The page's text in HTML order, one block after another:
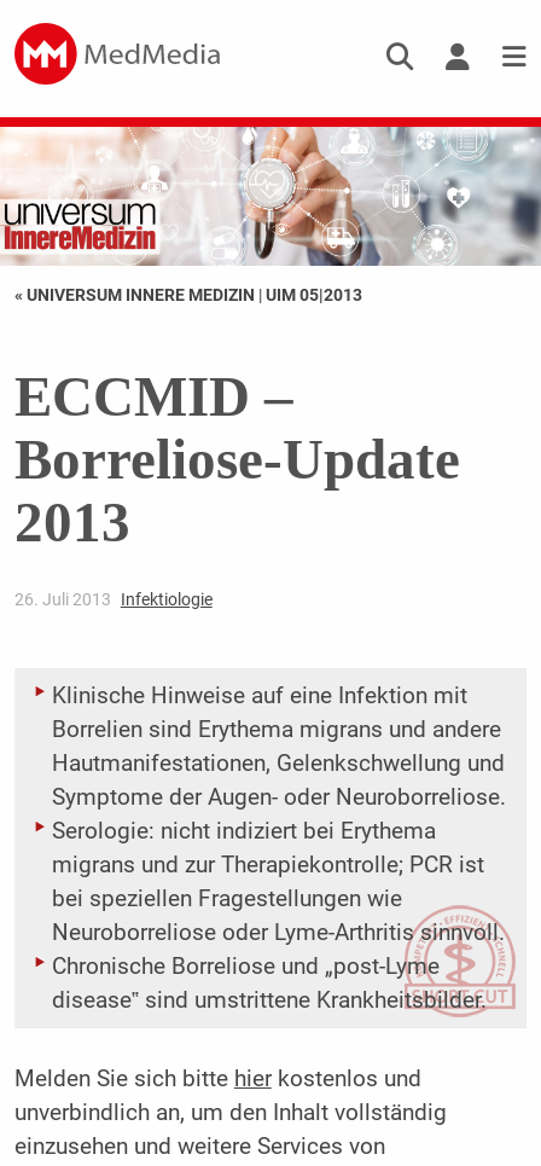
« UNIVERSUM INNERE MEDIZIN |UIM 05|2013
ECCMID –
Borreliose-Update
2013
26. Juli 2013 Infektiologie
Klinische Hinweise auf eine Infektion mit
Borrelien sind Erythema migrans und andere
Hautmanifestationen, Gelenkschwellung und
Symptome der Augen- oder Neuroborreliose.
Serologie: nicht indiziert bei Erythema
migrans und zur Therapiekontrolle; PCR ist
bei speziellen Fragestellungen wie
Neuroborreliose oder Lyme-Arthritis sinnvoll.
Chronische Borreliose und „post-Lyme
disease‟ sind umstrittene Krankheitsbilder.
Melden Sie sich bitte hierkostenlos und
unverbindlich an, um den Inhalt vollständig
einzusehen und weitere Services von